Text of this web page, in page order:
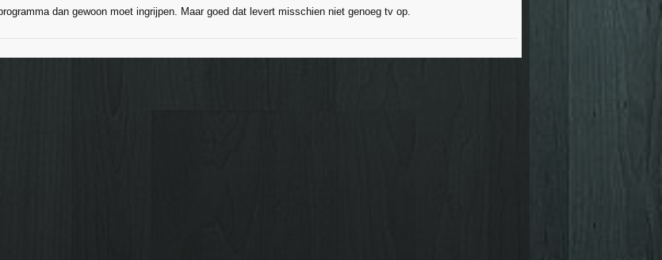
dan gewoon moet ingrijpen. Maar goed dat levert misschien niet genoeg tv op.